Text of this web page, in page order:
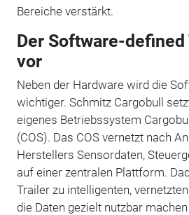
Bereiche verstärkt.
Der Software-
vor
Neben der Hardware wird die
wichtiger. Schmitz Cargobull
eigenes Betriebssystem
(COS). Das COS vernetzt nach
Herstellers Sensordaten,
auf einer zentralen Plattform.
Trailer zu intelligenten,
die Daten gezielt nutzbar